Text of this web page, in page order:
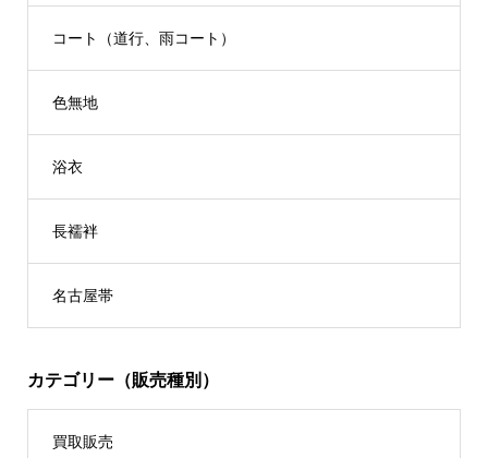
コート（道行、雨コート）
色無地
浴衣
長襦袢
名古屋帯
カテゴリー（販売種別）
買取販売